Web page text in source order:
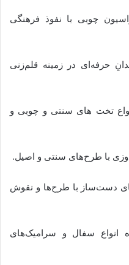
چوبی با نفوذ فرهنگی
حرفه‌ای در زمینه قلم‌زنی
تخت های سنتی و چوبی و
با طرح‌های سنتی و اصیل.
دست‌ساز با طرح‌ها و نقوش
انواع سفال و سرامیک‌های